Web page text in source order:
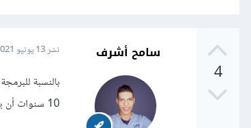
4
سامح أشرف نشر13 يونيو 2021
بالنسبة
10 سنوات أن يستخدم في أغلب أنواع البرمجة بدون مشاكل.